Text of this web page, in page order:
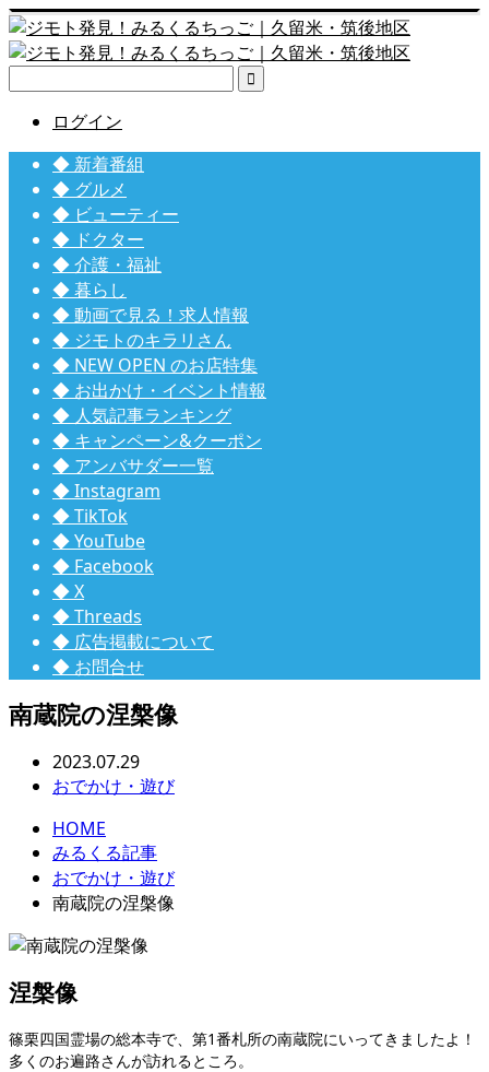

ログイン
◆ 新着番組
◆ グルメ
◆ ビューティー
◆ ドクター
◆ 介護・福祉
◆ 暮らし
◆ 動画で見る！求人情報
◆ ジモトのキラリさん
◆ NEW OPEN のお店特集
◆ お出かけ・イベント情報
◆ 人気記事ランキング
◆ キャンペーン&クーポン
◆ アンバサダー一覧
◆ Instagram
◆ TikTok
◆ YouTube
◆ Facebook
◆ X
◆ Threads
◆ 広告掲載について
◆ お問合せ
南蔵院の涅槃像
2023.07.29
おでかけ・遊び
HOME
みるくる記事
おでかけ・遊び
南蔵院の涅槃像
涅槃像
篠栗四国霊場の総本寺で、第1番札所の南蔵院にいってきましたよ！
多くのお遍路さんが訪れるところ。